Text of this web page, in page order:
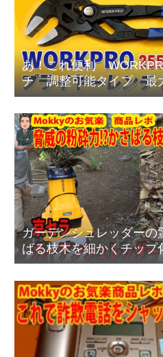
あ！これ便利
チ 調整可能タイプ 最
ガーデンシュレッダーの
ばる枝木を細かくチッ